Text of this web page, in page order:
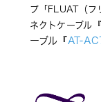
プ「FLUAT（フ
ネクトケーブル『
ーブル『AT-